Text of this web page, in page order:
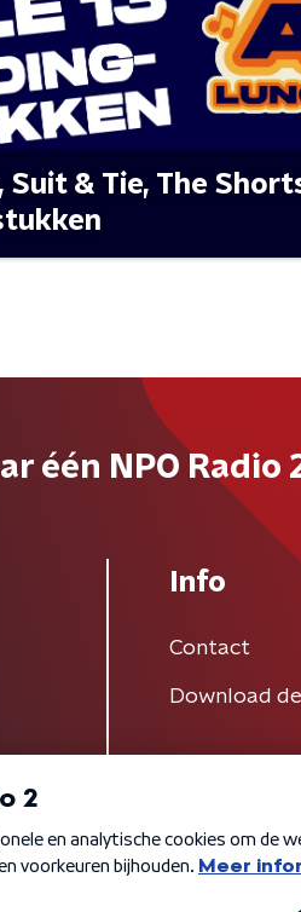
Suit & Tie, The
één NPO Radio
Info
Contact
Download